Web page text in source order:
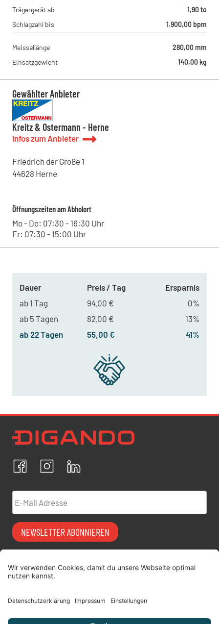
Trägergerät ab
1,90 to
Schlagzahl bis
1.900,00 bpm
Meissellänge
280,00 mm
Einsatzgewicht
140,00 kg
Gewählter Anbieter
Kreitz & Ostermann - Herne
Infos zum Anbieter
Friedrich der Große 1
44628 Herne
Öffnungszeiten am Abholort
Mo - Do: 07:30 - 16:30 Uhr
Fr: 07:30 - 15:00 Uhr
Dauer Preis / Tag
Ersparnis
ab 1 Tag
94,00 €
0%
ab 5 Tagen
82,00 €
13%
ab 22 Tagen
55,00 € 41%
FacebookInstagram
Ich bestätige, dass ich die
Datenschutzrichtlinien
personenbezogenen Daten einverstanden.
E-Mail Adresse
NEWSLETTER ABONNIEREN
Vermiet-Partner
digitimes | blog
Über uns
FAQ
Datenschutz